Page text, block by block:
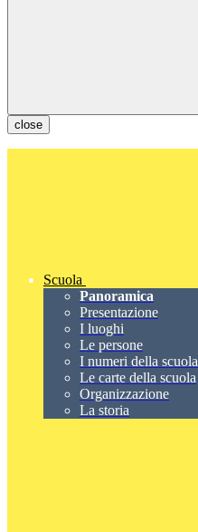
close
Scuola
Panoramica
Presentazione
I luoghi
Le persone
I numeri della scuola
Le carte della scuola
Organizzazione
La storia